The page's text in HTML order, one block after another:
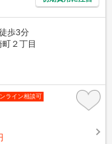
歩3分
２丁目
ライン相談可